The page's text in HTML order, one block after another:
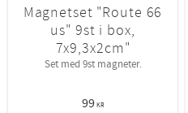
Magnetset "Route 66
us" 9st i box,
7x9,3x2cm"
Set med 9st magneter.
99KR